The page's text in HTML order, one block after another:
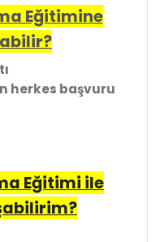
Eğitimine
herkes başvuru
Eğitimi ile